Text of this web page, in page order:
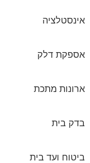
אינסטלציה
אספקת דלק
ארונות מתכת
בדק בית
ביטוח ועד בית